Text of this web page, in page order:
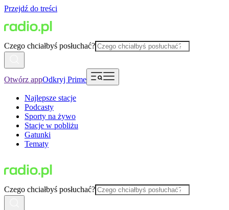
Przejdź do treści
Czego chciałbyś posłuchać?
Otwórz appOdkryj Prime
Najlepsze stacje
Podcasty
Sporty na żywo
Stacje w pobliżu
Gatunki
Tematy
Czego chciałbyś posłuchać?